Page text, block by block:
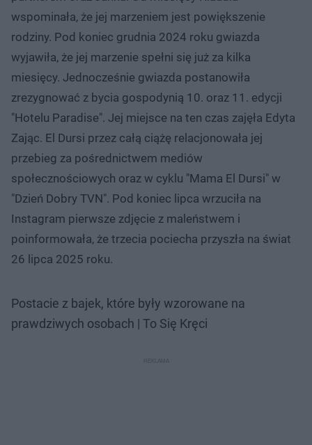
wspominała, że jej marzeniem jest powiększenie
rodziny. Pod koniec grudnia 2024 roku gwiazda
wyjawiła, że jej marzenie spełni się już za kilka
miesięcy. Jednocześnie gwiazda postanowiła
zrezygnować z bycia gospodynią 10. oraz 11. edycji
"Hotelu Paradise". Jej miejsce na ten czas zajęła Edyta
Zając. El Dursi przez całą ciążę relacjonowała jej
przebieg za pośrednictwem mediów
społecznościowych oraz w cyklu "Mama El Dursi" w
"Dzień Dobry TVN". Pod koniec lipca wrzuciła na
Instagram pierwsze zdjęcie z maleństwem i
poinformowała, że trzecia pociecha przyszła na świat
26 lipca 2025 roku.
Postacie z bajek, które były wzorowane na
prawdziwych osobach | To Się Kręci